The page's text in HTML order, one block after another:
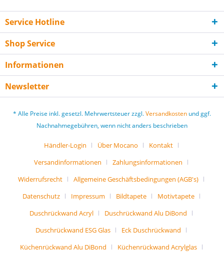
Service Hotline
Shop Service
Informationen
Newsletter
* Alle Preise inkl. gesetzl. Mehrwertsteuer zzgl.Versandkosten und ggf.
Nachnahmegebühren, wenn nicht anders beschrieben
Händler-Login Über Mocano
Kontakt
Versandinformationen
Zahlungsinformationen
Widerrufsrecht
Allgemeine Geschäftsbedingungen (AGB's)
Datenschutz
Impressum Bildtapete
Motivtapete
Duschrückwand Acryl
Duschrückwand Alu DiBond
Duschrückwand ESG Glas
Eck Duschrückwand
Küchenrückwand Alu DiBond
Küchenrückwand Acrylglas